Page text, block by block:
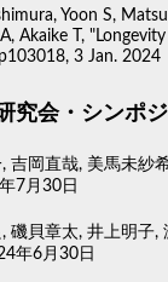
Yoon S,
Akaike T,
3 Jan. 2024
究会・シンポ
吉岡直哉, 美馬未紗
7月30日
磯貝章太, 井上明子
年6月30日